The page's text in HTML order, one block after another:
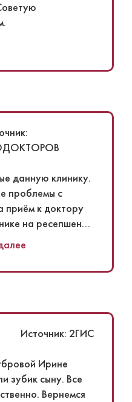
данную клинику.
проблемы с
приём к доктору
на ресепшен
Доктор
Ходим к ней на
как
мастера своего
зоне.
Источник: 2ГИС
Ирине
зубик сыну. Все
Вернемся